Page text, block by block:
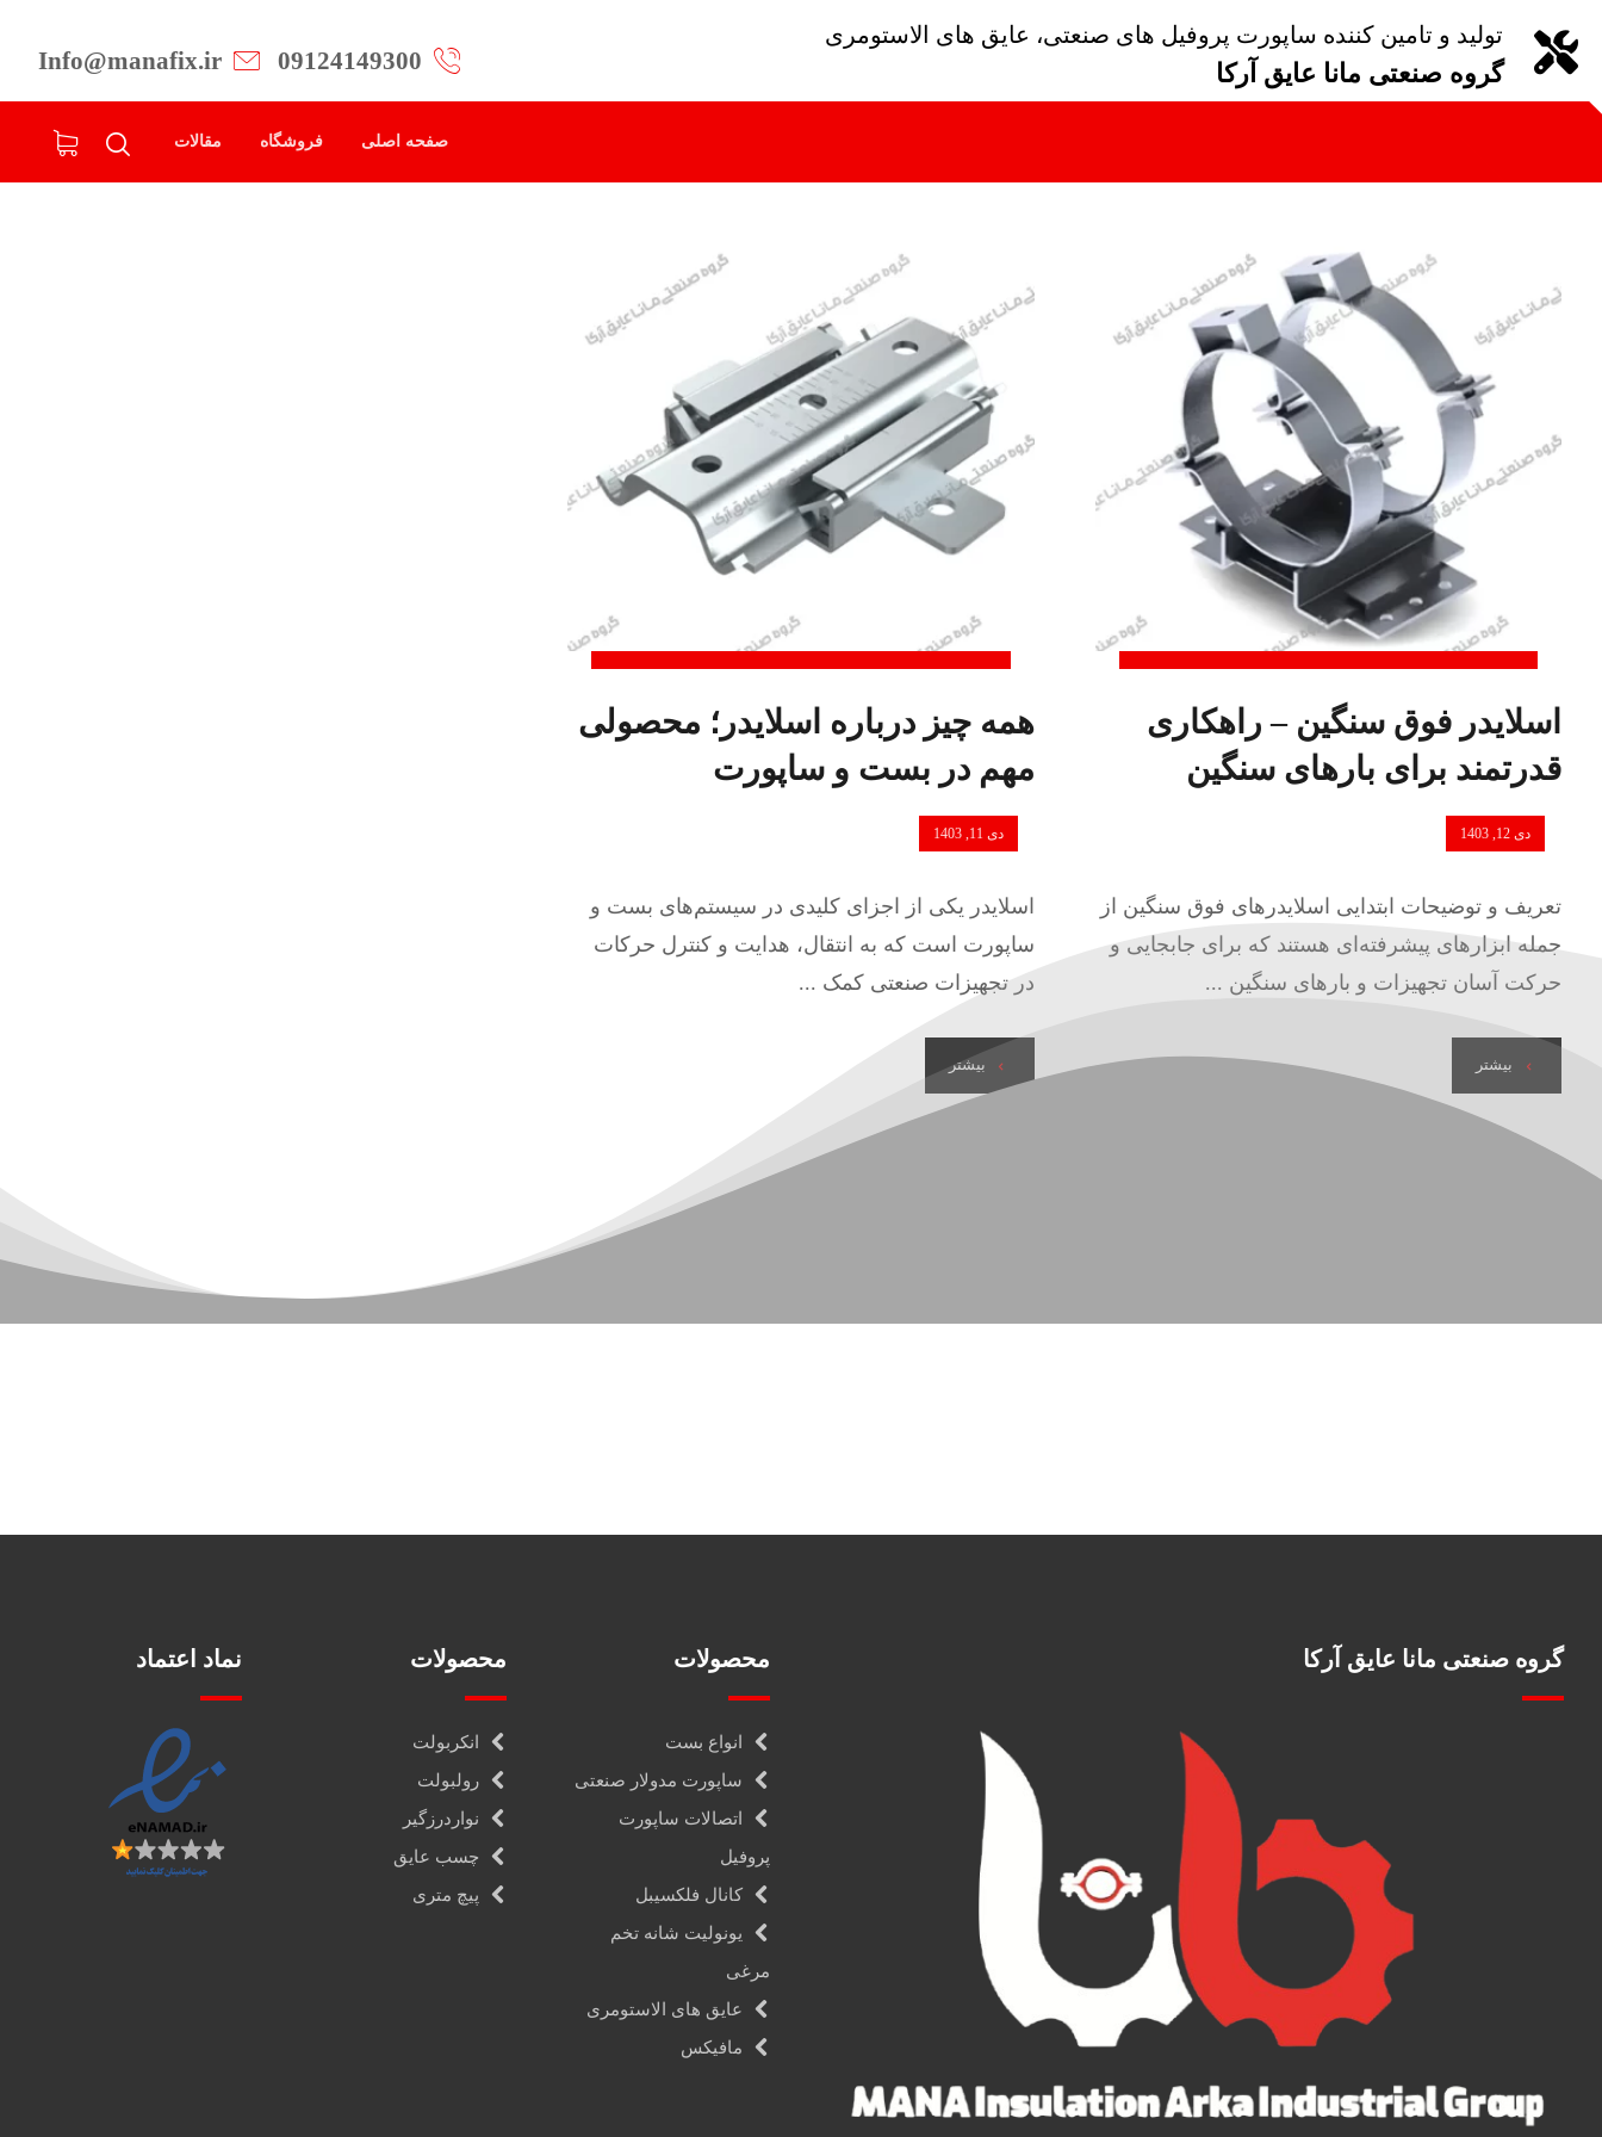
تولید و تامین کننده ساپورت پروفیل های صنعتی، عایق های الاستومری
گروه صنعتی مانا عایق آرکا Info@manafix.ir 09124149300
صفحه اصلی فروشگاه مقالات
اسلایدر فوق سنگین – راهکاری
قدرتمند برای بارهای سنگین
دی 12, 1403
تعریف و توضیحات ابتدایی اسلایدرهای فوق سنگین از
جمله ابزارهای پیشرفته‌ای هستند که برای جابجایی و
حرکت آسان تجهیزات و بارهای سنگین ...
بیشتر
همه چیز درباره اسلایدر؛ محصولی
مهم در بست و ساپورت
دی 11, 1403
اسلایدر یکی از اجزای کلیدی در سیستم‌های بست و
ساپورت است که به انتقال، هدایت و کنترل حرکات
در تجهیزات صنعتی کمک ...
بیشتر
گروه صنعتی مانا عایق آرکا محصولات
انواع بست
ساپورت مدولار صنعتی
اتصالات ساپورت
پروفیل
کانال فلکسیبل
یونولیت شانه تخم
مرغی
عایق های الاستومری
مافیکس
محصولات
انکربولت
رولبولت
نواردرزگیر
چسب عایق
پیچ متری
نماد اعتماد